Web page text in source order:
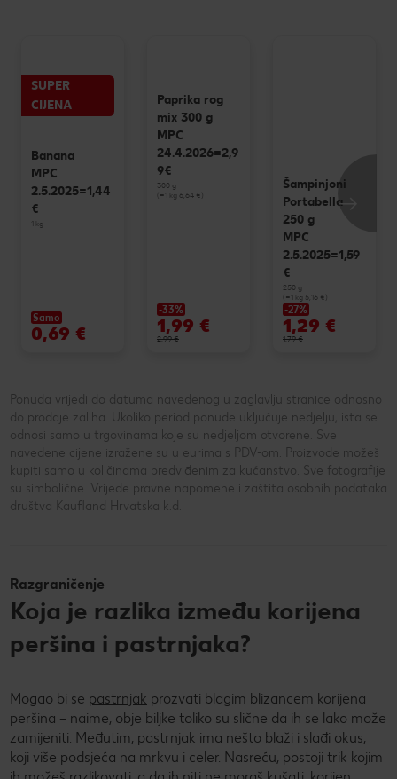
SUPER
CIJENA
Banana
MPC
2.5.2025=1,44
€
1 kg
Samo
0,69 €
Paprika rog
mix 300 g
MPC
24.4.2026=2,9
9€
300 g
(=1 kg 6,64 €)
-33%
1,99 €
2,99 €
Šampinjoni
Portabella
250 g
MPC
2.5.2025=1,59
€
250 g
(=1 kg 5,16 €)
-27%
1,29 €
1,79 €
Ponuda vrijedi do datuma navedenog u zaglavlju stranice odnosno
do prodaje zaliha. Ukoliko period ponude uključuje nedjelju, ista se
odnosi samo u trgovinama koje su nedjeljom otvorene. Sve
navedene cijene izražene su u eurima s PDV-om. Proizvode možeš
kupiti samo u količinama predviđenim za kućanstvo. Sve fotografije
su simbolične. Vrijede pravne napomene i zaštita osobnih podataka
društva Kaufland Hrvatska k.d.
Razgraničenje
Koja je razlika između korijena
peršina i pastrnjaka?
Mogao bi se pastrnjak prozvati blagim blizancem korijena
peršina – naime, obje biljke toliko su slične da ih se lako može
zamijeniti. Međutim, pastrnjak ima nešto blaži i slađi okus,
koji više podsjeća na mrkvu i celer. Nasreću, postoji trik kojim